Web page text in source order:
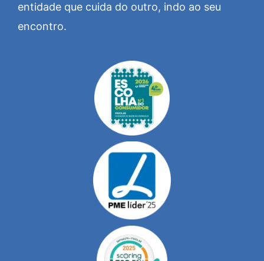
entidade que cuida do outro, indo ao seu
encontro.